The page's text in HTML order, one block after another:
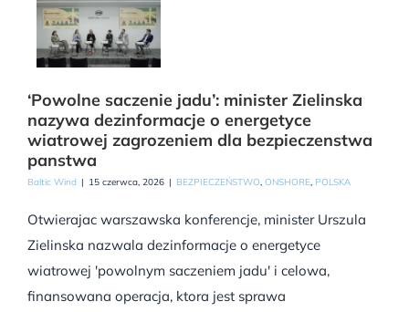
‘Powolne saczenie jadu’: minister Zielinska
nazywa dezinformacje o energetyce
wiatrowej zagrozeniem dla bezpieczenstwa
panstwa
Baltic Wind | 15 czerwca, 2026 | BEZPIECZEŃSTWO, ONSHORE, POLSKA
Otwierajac warszawska konferencje, minister Urszula
Zielinska nazwala dezinformacje o energetyce
wiatrowej 'powolnym saczeniem jadu' i celowa,
finansowana operacja, ktora jest sprawa